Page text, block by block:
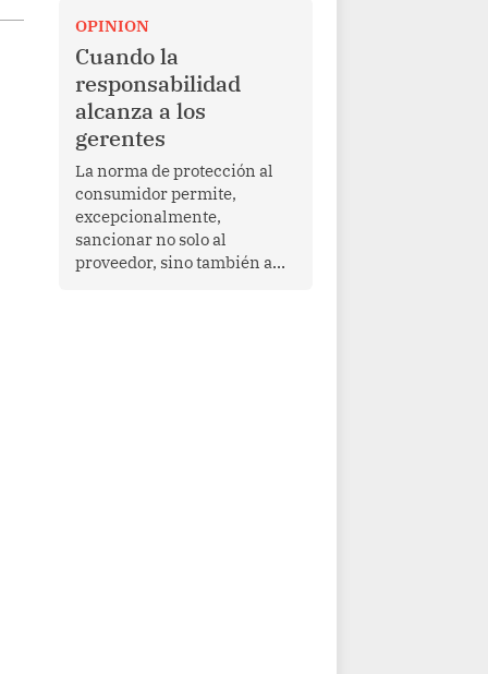
Más allá de su dimensión
religiosa, esta gira
representa una oportunidad
para reafirmar el valor del
diálogo, fortalecer los
vínculos entre los pueblos y
proyectar una imagen de
cooperación en una región
que enfrenta desafíos en
materia de desarrollo,
cohesión social y
gobernabilidad.
OPINION
Cuando la
responsabilidad
alcanza a los
gerentes
La norma de protección al
consumidor permite,
excepcionalmente,
sancionar no solo al
proveedor, sino también a